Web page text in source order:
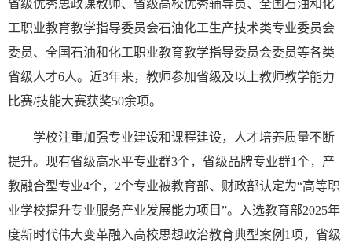
省级优秀思政课教师、省级高校优秀辅导员、全国石油和化
工职业教育教学指导委员会石油化工生产技术类专业委员会
委员、全国石油和化工职业教育教学指导委员会委员等各类
省级人才6人。近3年来，教师参加省级及以上教师教学能力
比赛/技能大赛获奖50余项。
学校注重加强专业建设和课程建设，人才培养质量不断
提升。现有省级高水平专业群3个，省级品牌专业群1个，产
教融合型专业4个，2个专业被教育部、财政部认定为“高等职
业学校提升专业服务产业发展能力项目”。入选教育部2025年
度新时代伟大变革融入高校思想政治教育典型案例1项，省级